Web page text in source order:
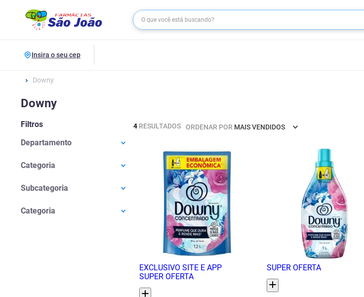
Insira o seu cep
Downy
Downy
Filtros
Departamento
Casa E Utilidades
Categoria
Produtos De Limpeza
Subcategoria
Lavanderia
Categoria
4 RESULTADOS ORDENAR POR MAIS VENDIDOS
EXCLUSIVO SITE E APP
SUPER OFERTA
SUPER OFERTA